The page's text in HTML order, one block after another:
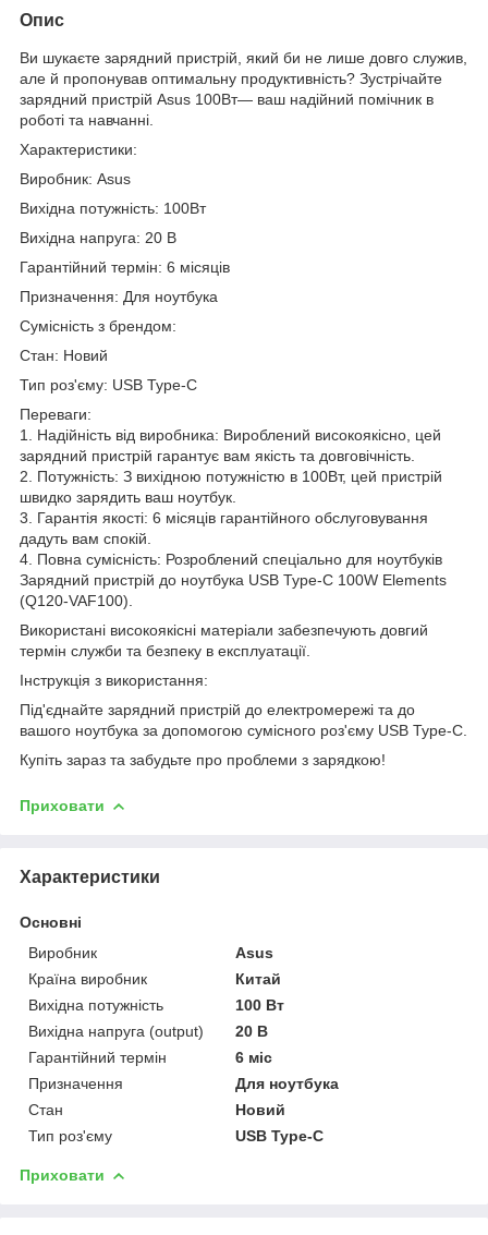
Опис
Ви шукаєте зарядний пристрій, який би не лише довго служив,
але й пропонував оптимальну продуктивність? Зустрічайте
зарядний пристрій Asus 100Вт— ваш надійний помічник в
роботі та навчанні.
Характеристики:
Виробник: Asus
Вихідна потужність: 100Вт
Вихідна напруга: 20 В
Гарантійний термін: 6 місяців
Призначення: Для ноутбука
Сумісність з брендом:
Стан: Новий
Тип роз'єму: USB Type-C
Переваги:
1. Надійність від виробника: Вироблений високоякісно, цей
зарядний пристрій гарантує вам якість та довговічність.
2. Потужність: З вихідною потужністю в 100Вт, цей пристрій
швидко зарядить ваш ноутбук.
3. Гарантія якості: 6 місяців гарантійного обслуговування
дадуть вам спокій.
4. Повна сумісність: Розроблений спеціально для ноутбуків
Зарядний пристрій до ноутбука USB Type-C 100W Elements
(Q120-VAF100).
Використані високоякісні матеріали забезпечують довгий
термін служби та безпеку в експлуатації.
Інструкція з використання:
Під'єднайте зарядний пристрій до електромережі та до
вашого ноутбука за допомогою сумісного роз'єму USB Type-C.
Купіть зараз та забудьте про проблеми з зарядкою!
Приховати
Характеристики
Основні
Виробник
Asus
Країна виробник
Китай
Вихідна потужність
100 Вт
Вихідна напруга (output)
20 В
Гарантійний термін
6 міс
Призначення
Для ноутбука
Стан
Новий
Тип роз'єму
USB Type-C
Приховати